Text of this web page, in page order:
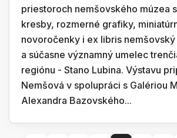
priestoroch nemšovského múzea
kresby, rozmerné grafiky,
novoročenky i ex libris
a súčasne významný umelec
regiónu - Stano Lubina. Výstavu
Nemšová v spolupráci s Galériou
Alexandra Bazovského...